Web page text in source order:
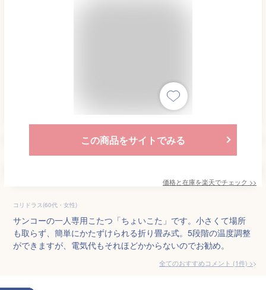
この商品をサイトでみる
価格と在庫を楽天でチェック >>
コリドラス(60代・女性)
サンコーの一人専用こたつ「ちょいこた」です。小さくて場所
も取らず、簡単にかたずけられる折り畳み式。5段階の温度調整
ができますが、電気代もそれほどかからないのでお勧め。
全てのおすすめコメント (1件) >